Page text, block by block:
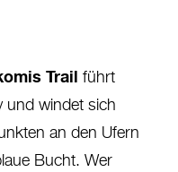
Trail führt
und windet sich
an den Ufern
Bucht. Wer